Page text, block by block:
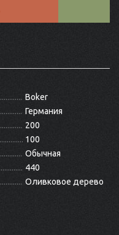
Boker
Германия
200
100
Обычная
440
Оливковое дерево